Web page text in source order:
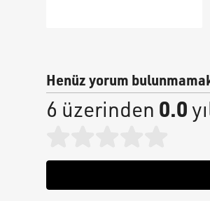
Henüz yorum
6 üzerinden 0.0